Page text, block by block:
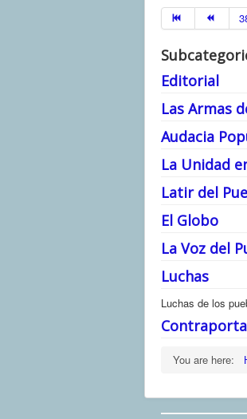
Editorial
Las Armas
Audacia
La Unidad
Latir del
El Globo
La Voz del
Luchas
Luchas de los
You are here: